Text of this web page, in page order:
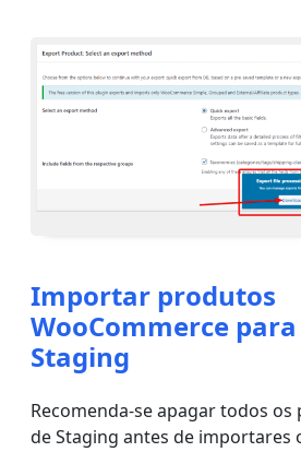
Importar produtos
WooCommerce
Staging
Recomenda-se apagar todos
de Staging antes de importares